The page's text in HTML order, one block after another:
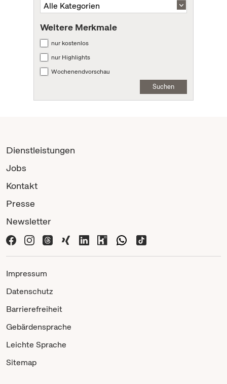
Weitere Merkmale
nur kostenlos
nur Highlights
Wochenendvorschau
Suchen
Dienstleistungen
Jobs
Kontakt
Presse
Newsletter
Impressum
Datenschutz
Barrierefreiheit
Gebärdensprache
Leichte Sprache
Sitemap